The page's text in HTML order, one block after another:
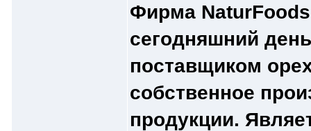
Фирма
сегодняшний
поставщиком
собственное
продукции.